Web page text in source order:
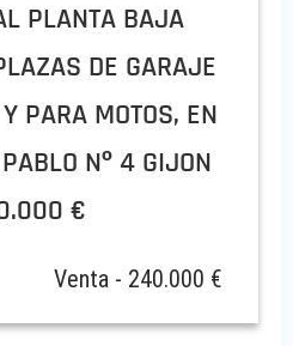
PLANTA BAJA
DE GARAJE
PARA MOTOS, EN
Nº 4 GIJON
€
Venta - 240.000 €